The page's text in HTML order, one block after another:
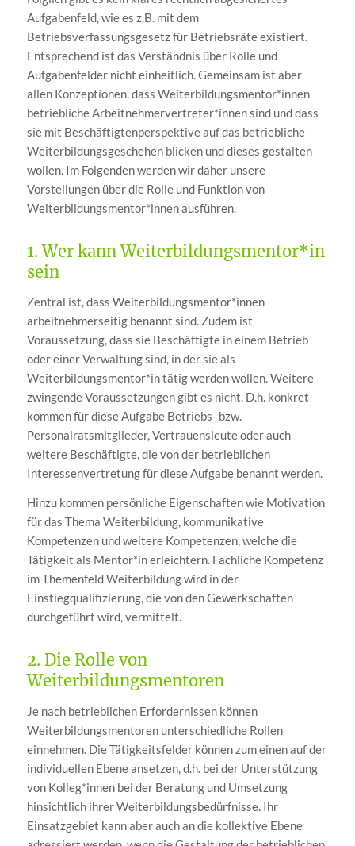
Aufgabenfeld, wie es z.B. mit dem
Betriebsverfassungsgesetz für Betriebsräte existiert.
Entsprechend ist das Verständnis über Rolle und
Aufgabenfelder nicht einheitlich. Gemeinsam ist aber
allen Konzeptionen, dass Weiterbildungsmentor*innen
betriebliche Arbeitnehmervertreter*innen sind und dass
sie mit Beschäftigtenperspektive auf das betriebliche
Weiterbildungsgeschehen blicken und dieses gestalten
wollen. Im Folgenden werden wir daher unsere
Vorstellungen über die Rolle und Funktion von
Weiterbildungsmentor*innen ausführen.
1. Wer kann Weiterbildungsmentor*in
sein
Zentral ist, dass Weiterbildungsmentor*innen
arbeitnehmerseitig benannt sind. Zudem ist
Voraussetzung, dass sie Beschäftigte in einem Betrieb
oder einer Verwaltung sind, in der sie als
Weiterbildungsmentor*in tätig werden wollen. Weitere
zwingende Voraussetzungen gibt es nicht. D.h. konkret
kommen für diese Aufgabe Betriebs- bzw.
Personalratsmitglieder, Vertrauensleute oder auch
weitere Beschäftigte, die von der betrieblichen
Interessenvertretung für diese Aufgabe benannt werden.
Hinzu kommen persönliche Eigenschaften wie Motivation
für das Thema Weiterbildung, kommunikative
Kompetenzen und weitere Kompetenzen, welche die
Tätigkeit als Mentor*in erleichtern. Fachliche Kompetenz
im Themenfeld Weiterbildung wird in der
Einstiegqualifizierung, die von den Gewerkschaften
durchgeführt wird, vermittelt.
2. Die Rolle von
Weiterbildungsmentoren
Je nach betrieblichen Erfordernissen können
Weiterbildungsmentoren unterschiedliche Rollen
einnehmen. Die Tätigkeitsfelder können zum einen auf der
individuellen Ebene ansetzen, d.h. bei der Unterstützung
von Kolleg*innen bei der Beratung und Umsetzung
hinsichtlich ihrer Weiterbildungsbedürfnisse. Ihr
Einsatzgebiet kann aber auch an die kollektive Ebene